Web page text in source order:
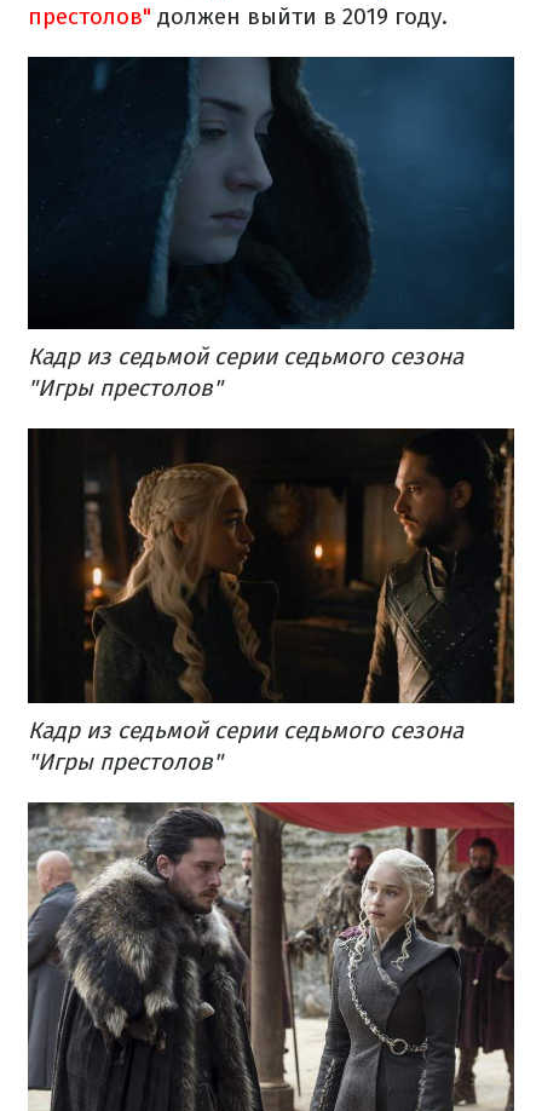
престолов" должен выйти в 2019 году.
Кадр из седьмой серии седьмого сезона
"Игры престолов"
Кадр из седьмой серии седьмого сезона
"Игры престолов"